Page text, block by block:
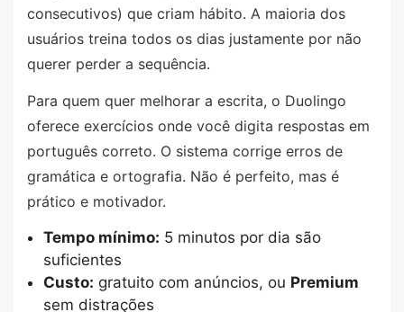
consecutivos) que criam hábito. A maioria dos
usuários treina todos os dias justamente por não
querer perder a sequência.
Para quem quer melhorar a escrita, o Duolingo
oferece exercícios onde você digita respostas em
português correto. O sistema corrige erros de
gramática e ortografia. Não é perfeito, mas é
prático e motivador.
Tempo mínimo: 5 minutos por dia são
suficientes
Custo: gratuito com anúncios, ou Premium
sem distrações